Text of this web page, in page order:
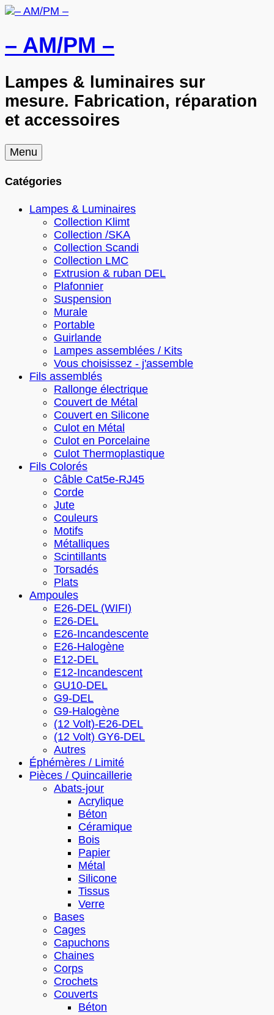
– AM/PM –
Lampes & luminaires sur
mesure. Fabrication, réparation
et accessoires
Menu Skip
to
Catégories
Lampes & Luminaires
Collection Klimt
Collection /SKA
Collection Scandi
Collection LMC
Extrusion & ruban DEL
Plafonnier
Suspension
Murale
Portable
Guirlande
Lampes assemblées / Kits
Vous choisissez - j'assemble
Fils assemblés
Rallonge électrique
Couvert de Métal
Couvert en Silicone
Culot en Métal
Culot en Porcelaine
Culot Thermoplastique
Fils Colorés
Câble Cat5e-RJ45
Corde
Jute
Couleurs
Motifs
Métalliques
Scintillants
Torsadés
Plats
Ampoules
E26-DEL (WIFI)
E26-DEL
E26-Incandescente
E26-Halogène
E12-DEL
E12-Incandescent
GU10-DEL
G9-DEL
G9-Halogène
(12 Volt)-E26-DEL
(12 Volt) GY6-DEL
Autres
Éphémères / Limité
Pièces / Quincaillerie
Abats-jour
Acrylique
Béton
Céramique
Bois
Papier
Métal
Silicone
Tissus
Verre
Bases
Cages
Capuchons
Chaines
Corps
Crochets
Couverts
Béton